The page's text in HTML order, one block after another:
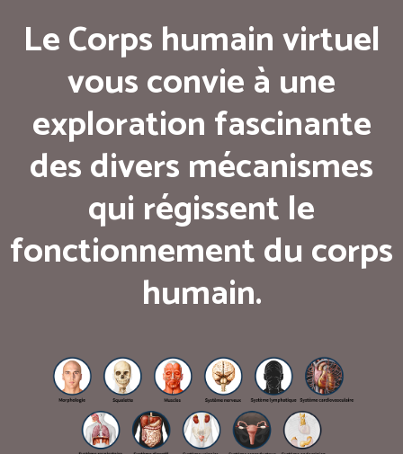
Le Corps humain virtuel
vous convie à une
exploration fascinante
des divers mécanismes
qui régissent le
fonctionnement du corps
humain.